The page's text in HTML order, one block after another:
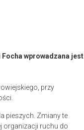
wprowadzana jest
przy
pieszych. Zmiany te
organizacji ruchu do